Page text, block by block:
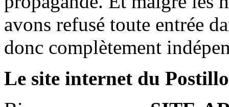
avons refusé toute entrée
donc complètement
Le site internet du